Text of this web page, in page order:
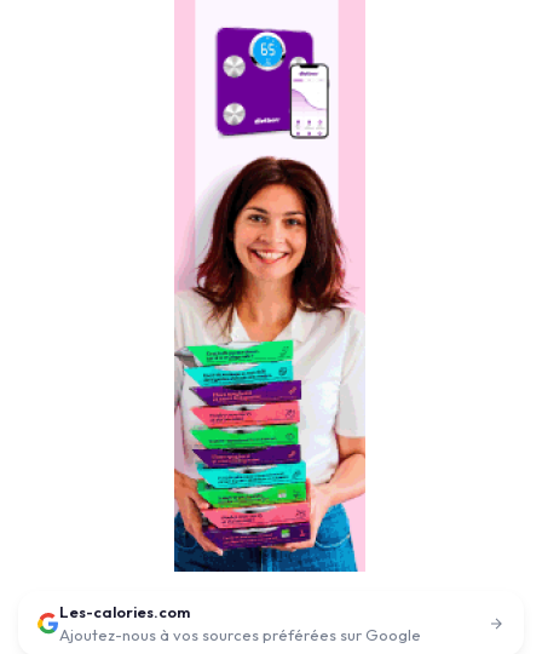
Les-calories.com
Ajoutez-nous à vos sources préférées sur Google